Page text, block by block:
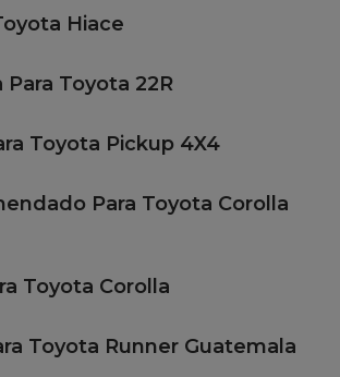
Hiace
Toyota 22R
Toyota Pickup 4X4
Para Toyota Corolla
Toyota Corolla
Toyota Runner Guatemala